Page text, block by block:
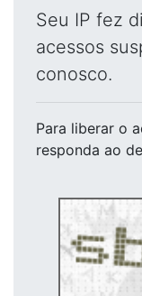
Seu IP fez
acessos
conosco.
Para liberar o
responda ao